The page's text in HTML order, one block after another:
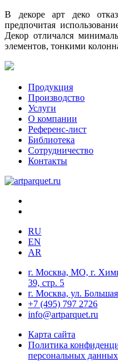
В декоре арт деко
предпочитая
Декор отличался
элементов, тонкими
Продукция
Производство
Услуги
О компании
Референс-лист
Библиотека
Сотрудничество
Контакты
RU
EN
AR
г. Москва, МО, г.
39, стр. 5
г. Москва, ул.
+7 (495) 797 2726
info@artparquet.ru
Карта сайта
Политика
персональных данных